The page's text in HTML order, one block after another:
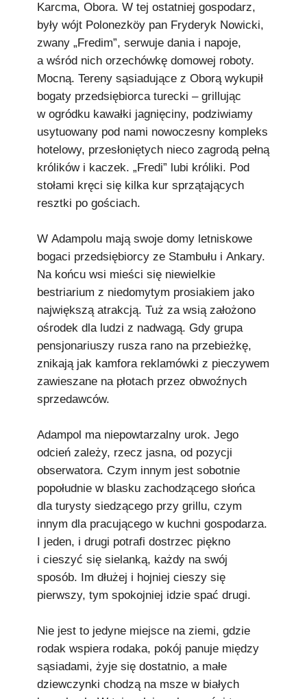
Karcma, Obora. W tej ostatniej gospodarz,
były wójt Polonezköy pan Fryderyk Nowicki,
zwany „Fredim”, serwuje dania i napoje,
a wśród nich orzechówkę domowej roboty.
Mocną. Tereny sąsiadujące z Oborą wykupił
bogaty przedsiębiorca turecki – grillując
w ogródku kawałki jagnięciny, podziwiamy
usytuowany pod nami nowoczesny kompleks
hotelowy, przesłoniętych nieco zagrodą pełną
królików i kaczek. „Fredi” lubi króliki. Pod
stołami kręci się kilka kur sprzątających
resztki po gościach.
W Adampolu mają swoje domy letniskowe
bogaci przedsiębiorcy ze Stambułu i Ankary.
Na końcu wsi mieści się niewielkie
bestriarium z niedomytym prosiakiem jako
największą atrakcją. Tuż za wsią założono
ośrodek dla ludzi z nadwagą. Gdy grupa
pensjonariuszy rusza rano na przebieżkę,
znikają jak kamfora reklamówki z pieczywem
zawieszane na płotach przez obwoźnych
sprzedawców.
Adampol ma niepowtarzalny urok. Jego
odcień zależy, rzecz jasna, od pozycji
obserwatora. Czym innym jest sobotnie
popołudnie w blasku zachodzącego słońca
dla turysty siedzącego przy grillu, czym
innym dla pracującego w kuchni gospodarza.
I jeden, i drugi potrafi dostrzec piękno
i cieszyć się sielanką, każdy na swój
sposób. Im dłużej i hojniej cieszy się
pierwszy, tym spokojniej idzie spać drugi.
Nie jest to jedyne miejsce na ziemi, gdzie
rodak wspiera rodaka, pokój panuje między
sąsiadami, żyje się dostatnio, a małe
dziewczynki chodzą na msze w białych